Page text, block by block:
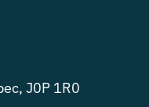
J0P 1R0